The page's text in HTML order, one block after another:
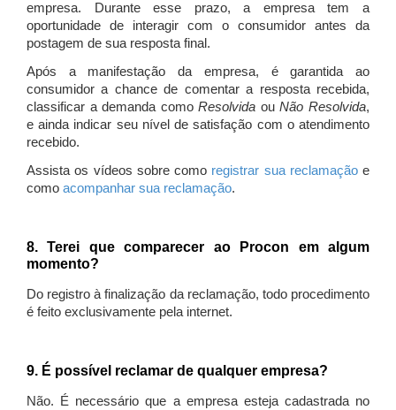
empresa. Durante esse prazo, a empresa tem a
oportunidade de interagir com o consumidor antes da
postagem de sua resposta final.
Após a manifestação da empresa, é garantida ao
consumidor a chance de comentar a resposta recebida,
classificar a demanda comoResolvida ouNão Resolvida,
e ainda indicar seu nível de satisfação com o atendimento
recebido.
Assista os vídeos sobre como registrar sua reclamaçãoe
como acompanhar sua reclamação.
8. Terei que comparecer ao Procon em algum
momento?
Do registro à finalização da reclamação, todo procedimento
é feito exclusivamente pela internet.
9. É possível reclamar de qualquer empresa?
Não. É necessário que a empresa esteja cadastrada no